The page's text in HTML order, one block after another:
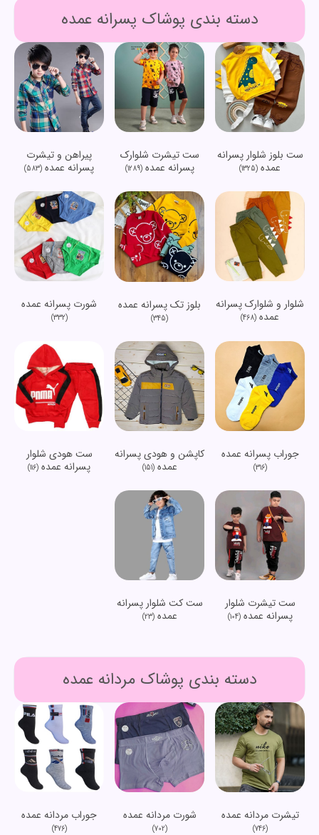
دسته بندی پوشاک پسرانه عمده
ست بلوز شلوار پسرانه
عمده (1325)
ست تیشرت شلوارک
پسرانه عمده(1289)
پیراهن و تیشرت
پسرانه عمده (583)
شلوار و شلوارک پسرانه
عمده (468)
بلوز تک پسرانه عمده
(345)
شورت پسرانه عمده
(332)
جوراب پسرانه عمده
(316)
کاپشن و هودی پسرانه
عمده(151)
ست هودی شلوار
پسرانه عمده (116)
ست تیشرت شلوار
پسرانه عمده(104)
ست کت شلوار پسرانه
عمده(23)
دسته بندی پوشاک مردانه عمده
تیشرت مردانه عمده
(746)
شورت مردانه عمده
(702)
جوراب مردانه عمده
(476)